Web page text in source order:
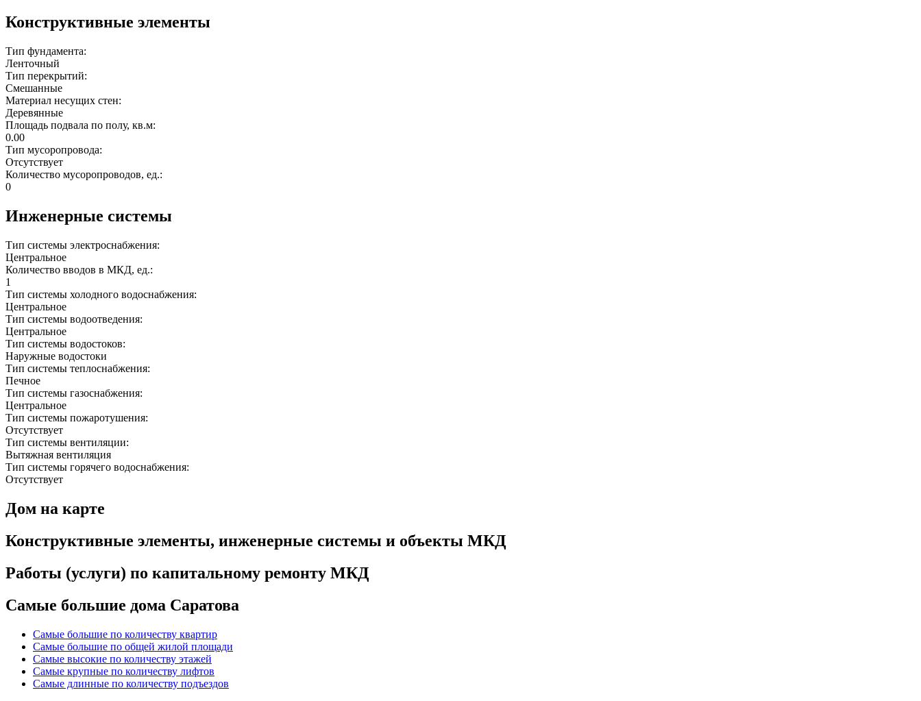
Конструктивные элементы
Тип фундамента:
Ленточный
Тип перекрытий:
Смешанные
Материал несущих стен:
Деревянные
Площадь подвала по полу, кв.м:
0.00
Тип мусоропровода:
Отсутствует
Количество мусоропроводов, ед.:
0
Инженерные системы
Тип системы электроснабжения:
Центральное
Количество вводов в МКД, ед.:
1
Тип системы холодного водоснабжения:
Центральное
Тип системы водоотведения:
Центральное
Тип системы водостоков:
Наружные водостоки
Тип системы теплоснабжения:
Печное
Тип системы газоснабжения:
Центральное
Тип системы пожаротушения:
Отсутствует
Тип системы вентиляции:
Вытяжная вентиляция
Тип системы горячего водоснабжения:
Отсутствует
Дом на карте
Конструктивные элементы, инженерные системы и объекты МКД
Работы (услуги) по капитальному ремонту МКД
Самые большие дома Саратова
Самые большие по количеству квартир
Самые большие по общей жилой площади
Самые высокие по количеству этажей
Самые крупные по количеству лифтов
Самые длинные по количеству подъездов